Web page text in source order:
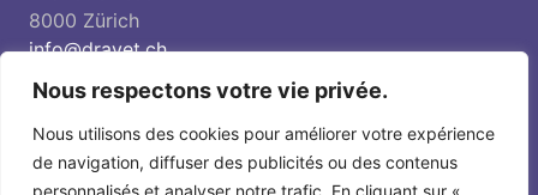
Nous respectons votre vie privée.
Nous utilisons des cookies pour améliorer votre expérience
de navigation, diffuser des publicités ou des contenus
personnalisés et analyser notre trafic. En cliquant sur «
8000 Zürich
info@dravet.ch
Compte des dons / PC:
IBAN CH36 0900 0000 8559 9491 3